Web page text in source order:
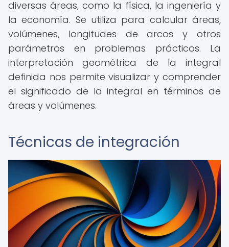
diversas áreas, como la física, la ingeniería y
la economía. Se utiliza para calcular áreas,
volúmenes, longitudes de arcos y otros
parámetros en problemas prácticos. La
interpretación geométrica de la integral
definida nos permite visualizar y comprender
el significado de la integral en términos de
áreas y volúmenes.
Técnicas de integración